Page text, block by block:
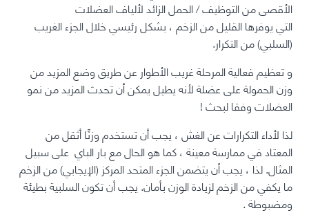
الأقصىمنالتوظيف / الحمل الزائد لألياف العضلات
التييوفرهاالقليل من الزخم ، بشكل رئيسي خلال الجزء الغريب
(السلبي) من التكرار.
وتعظيم فعالية المرحلة غريب الأطوار عن طريق وضع المزيد من
وزن الحمولة على عضلة لأنه يطيل يمكن أن تحدث المزيد من نمو
العضلات وفقا لبحث!
لذا لأداء التكرارات عن الغش ، يجب أن تستخدم وزنًا أثقل من
المعتاد في ممارسة معينة ، كما هو الحال مع بار الباي على سبيل
المثال.لذا ، يجب أن يتضمن الجزء المتحد المركز (الإيجابي) من الزخم
ما يكفي من الزخم لزيادة الوزن بأمان. يجب أن تكون السلبية بطيئة
ومضبوطة.